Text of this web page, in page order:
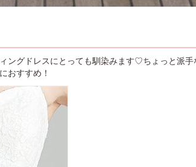
ングドレスにとっても馴染みます♡ちょっと派手
おすすめ！